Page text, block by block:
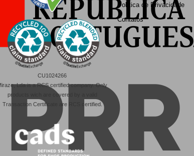
CU1024266
Lda is a RCS certified company. Only
products wich are covered by a valid
Transaction Certificate are RCS certified.
Política de Privacidade
Contatos